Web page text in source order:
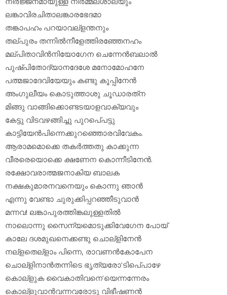
ലങ്കാവിരചിതാലങ്കാരഭേദമാ
തങ്കാപഹം പറയാവല്‌ളന്തനും
തല്പുരം തന്നില്‍നീളേത്തിരഞ്ഞേനഹം
മല്പിതാവിന്‍നിയോഗേന ചെന്നേന്‍ബലാല്‍
പുഷ്പിതോദ്യാനദേശേ മനോമോഹനേ
പത്മജാദേവിയേയും കണ്ടു കൂപ്പിനേന്‍
അംഗുലീയം കൊടുത്താശു ചൂഡാരത്‌ന
മിങ്ങു വാങ്ങിക്കൊണ്ടടയാളവാക്യവും
കേട്ടു വിടവഴങ്ങിച്ചു പുറപെ്പട്ടു
കാട്ടിയേന്‍പിന്നെക്കുറഞ്ഞൊരവിവേകം.
ആരാമമൊക്കെ തകര്‍ത്തതു കാക്കുന്ന
വീരരെയൊക്കെ ക്ഷണേന കൊന്നീടിനേന്‍.
രക്ഷോവരാത്മജനാകിയ ബാലക
നക്ഷകുമാരനവനെയും കൊന്നു ഞാന്‍
എന്നു വേണ്ടാ ചുരുക്കിപ്പറഞ്ഞീടുവാന്‍
മന്നവ! ലങ്കാപുരത്തിങ്കലുള്ളതില്‍
നാലൊന്നു സൈന്യമൊടുക്കിവേഗേന പോയ്
കാലേ ദശമുഖനെക്കണ്ടു ചൊല്‌ളിനേന്‍
നല്‌ളതെല്‌ളാം പിന്നെ, രാവണന്‍കോപേന
ചൊല്‌ളിനാന്‍തന്നിടെ ഭൃത്യരോ’ടിപെ്പാഴേ
കൊല്‌ളുക വൈകാതിവനെ’യെന്നന്നേരം
കൊല്‌ളുവാന്‍വന്നവരോടു വിഭീഷണന്‍